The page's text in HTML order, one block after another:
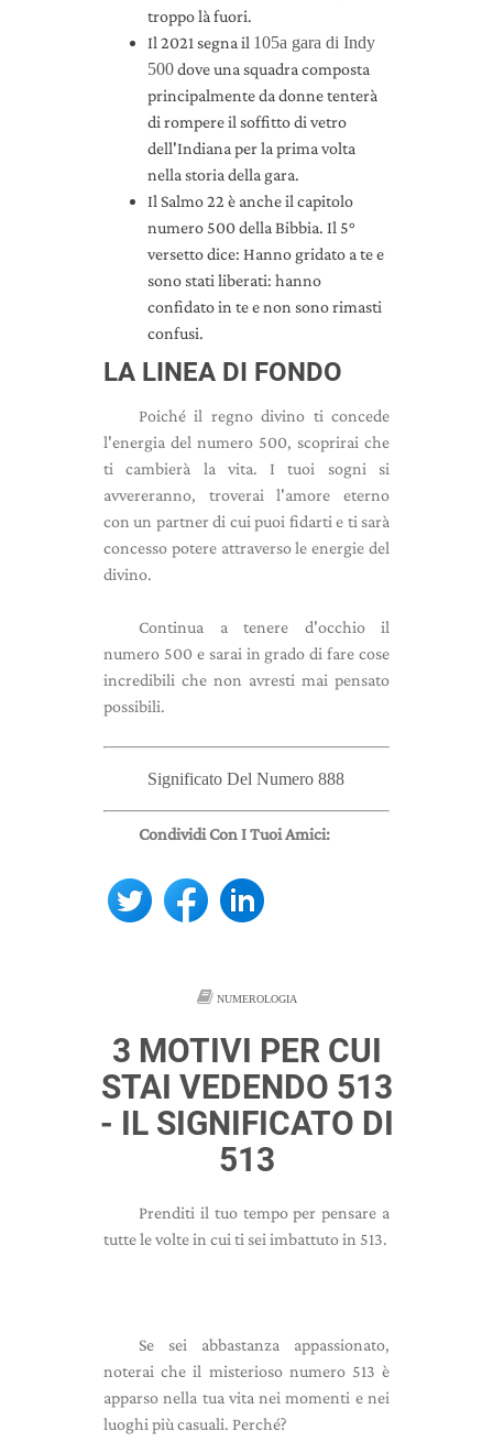
troppo là fuori.
Il 2021 segna il 105a gara di Indy
500dove una squadra composta
principalmente da donne tenterà
di rompere il soffitto di vetro
dell'Indiana per la prima volta
nella storia della gara.
Il Salmo 22 è anche il capitolo
numero 500 della Bibbia. Il 5°
versetto dice: Hanno gridato a te e
sono stati liberati: hanno
confidato in te e non sono rimasti
confusi.
LA LINEA DI FONDO
Poiché il regno divino ti concede
l'energia del numero 500, scoprirai che
ti cambierà la vita. I tuoi sogni si
avvereranno, troverai l'amore eterno
con un partner di cui puoi fidarti e ti sarà
concesso potere attraverso le energie del
divino.
Continua a tenere d'occhio il
numero 500 e sarai in grado di fare cose
incredibili che non avresti mai pensato
possibili.
Significato Del Numero 888
Condividi Con I Tuoi Amici:
NUMEROLOGIA
3 MOTIVI PER CUI
STAI VEDENDO 513
- IL SIGNIFICATO DI
513
Prenditi il ​​tuo tempo per pensare a
tutte le volte in cui ti sei imbattuto in 513.
Se sei abbastanza appassionato,
noterai che il misterioso numero 513 è
apparso nella tua vita nei momenti e nei
luoghi più casuali. Perché?